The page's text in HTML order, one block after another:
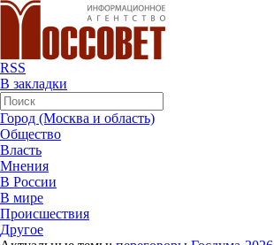
RSS
В закладки
Город (Москва и область)
Общество
Власть
Мнения
В России
В мире
Происшествия
Другое